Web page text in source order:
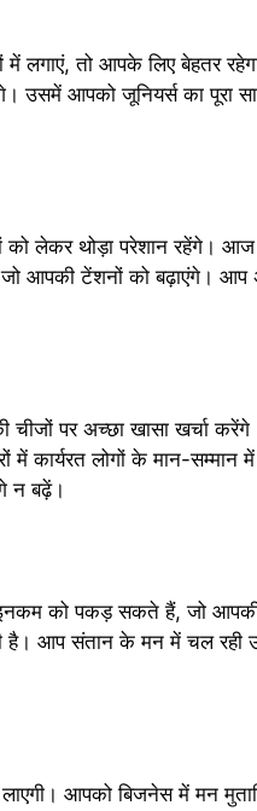
तो आपके लिए बेहतर
उसमें आपको जूनियर्स का
लेकर थोड़ा परेशान रहेंगे।
आपकी टेंशनों को बढ़ाएंगे। आप
पर अच्छा खासा खर्चा
में कार्यरत लोगों के मान-
न बढ़ें।
को पकड़ सकते हैं, जो
आप संतान के मन में चल रही
आपको बिजनेस में मन